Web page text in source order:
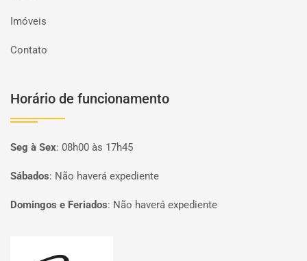
Imóveis
Contato
Horário de funcionamento
Seg à Sex: 08h00 às 17h45
Sábados: Não haverá expediente
Domingos e Feriados: Não haverá expediente